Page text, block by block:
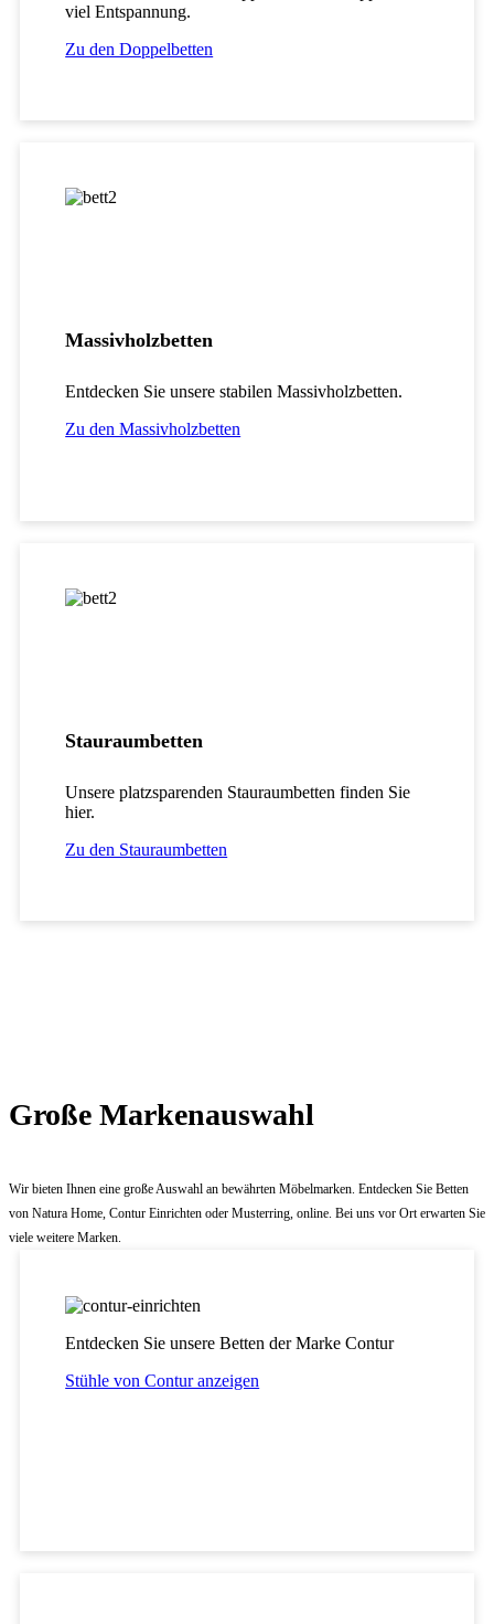
viel Entspannung.
Zu den Doppelbetten
Massivholzbetten
Entdecken Sie unsere stabilen Massivholzbetten.
Zu den Massivholzbetten
Stauraumbetten
Unsere platzsparenden Stauraumbetten finden Sie
hier.
Zu den Stauraumbetten
Große Markenauswahl
Wir bieten Ihnen eine große Auswahl an bewährten Möbelmarken. Entdecken Sie Betten
von Natura Home, Contur Einrichten oder Musterring, online. Bei uns vor Ort erwarten Sie
viele weitere Marken.
Entdecken Sie unsere Betten der Marke Contur
Stühle von Contur anzeigen